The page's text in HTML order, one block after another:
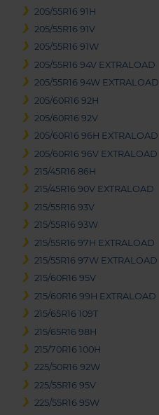
205/55R16 91H
205/55R16 91V
205/55R16 91W
205/55R16 94V EXTRALOAD
205/55R16 94W EXTRALOAD
205/60R16 92H
205/60R16 92V
205/60R16 96H EXTRALOAD
205/60R16 96V EXTRALOAD
215/45R16 86H
215/45R16 90V EXTRALOAD
215/55R16 93V
215/55R16 93W
215/55R16 97H EXTRALOAD
215/55R16 97W EXTRALOAD
215/60R16 95V
215/60R16 99H EXTRALOAD
215/65R16 109T
215/65R16 98H
215/70R16 100H
225/50R16 92W
225/55R16 95V
225/55R16 95W